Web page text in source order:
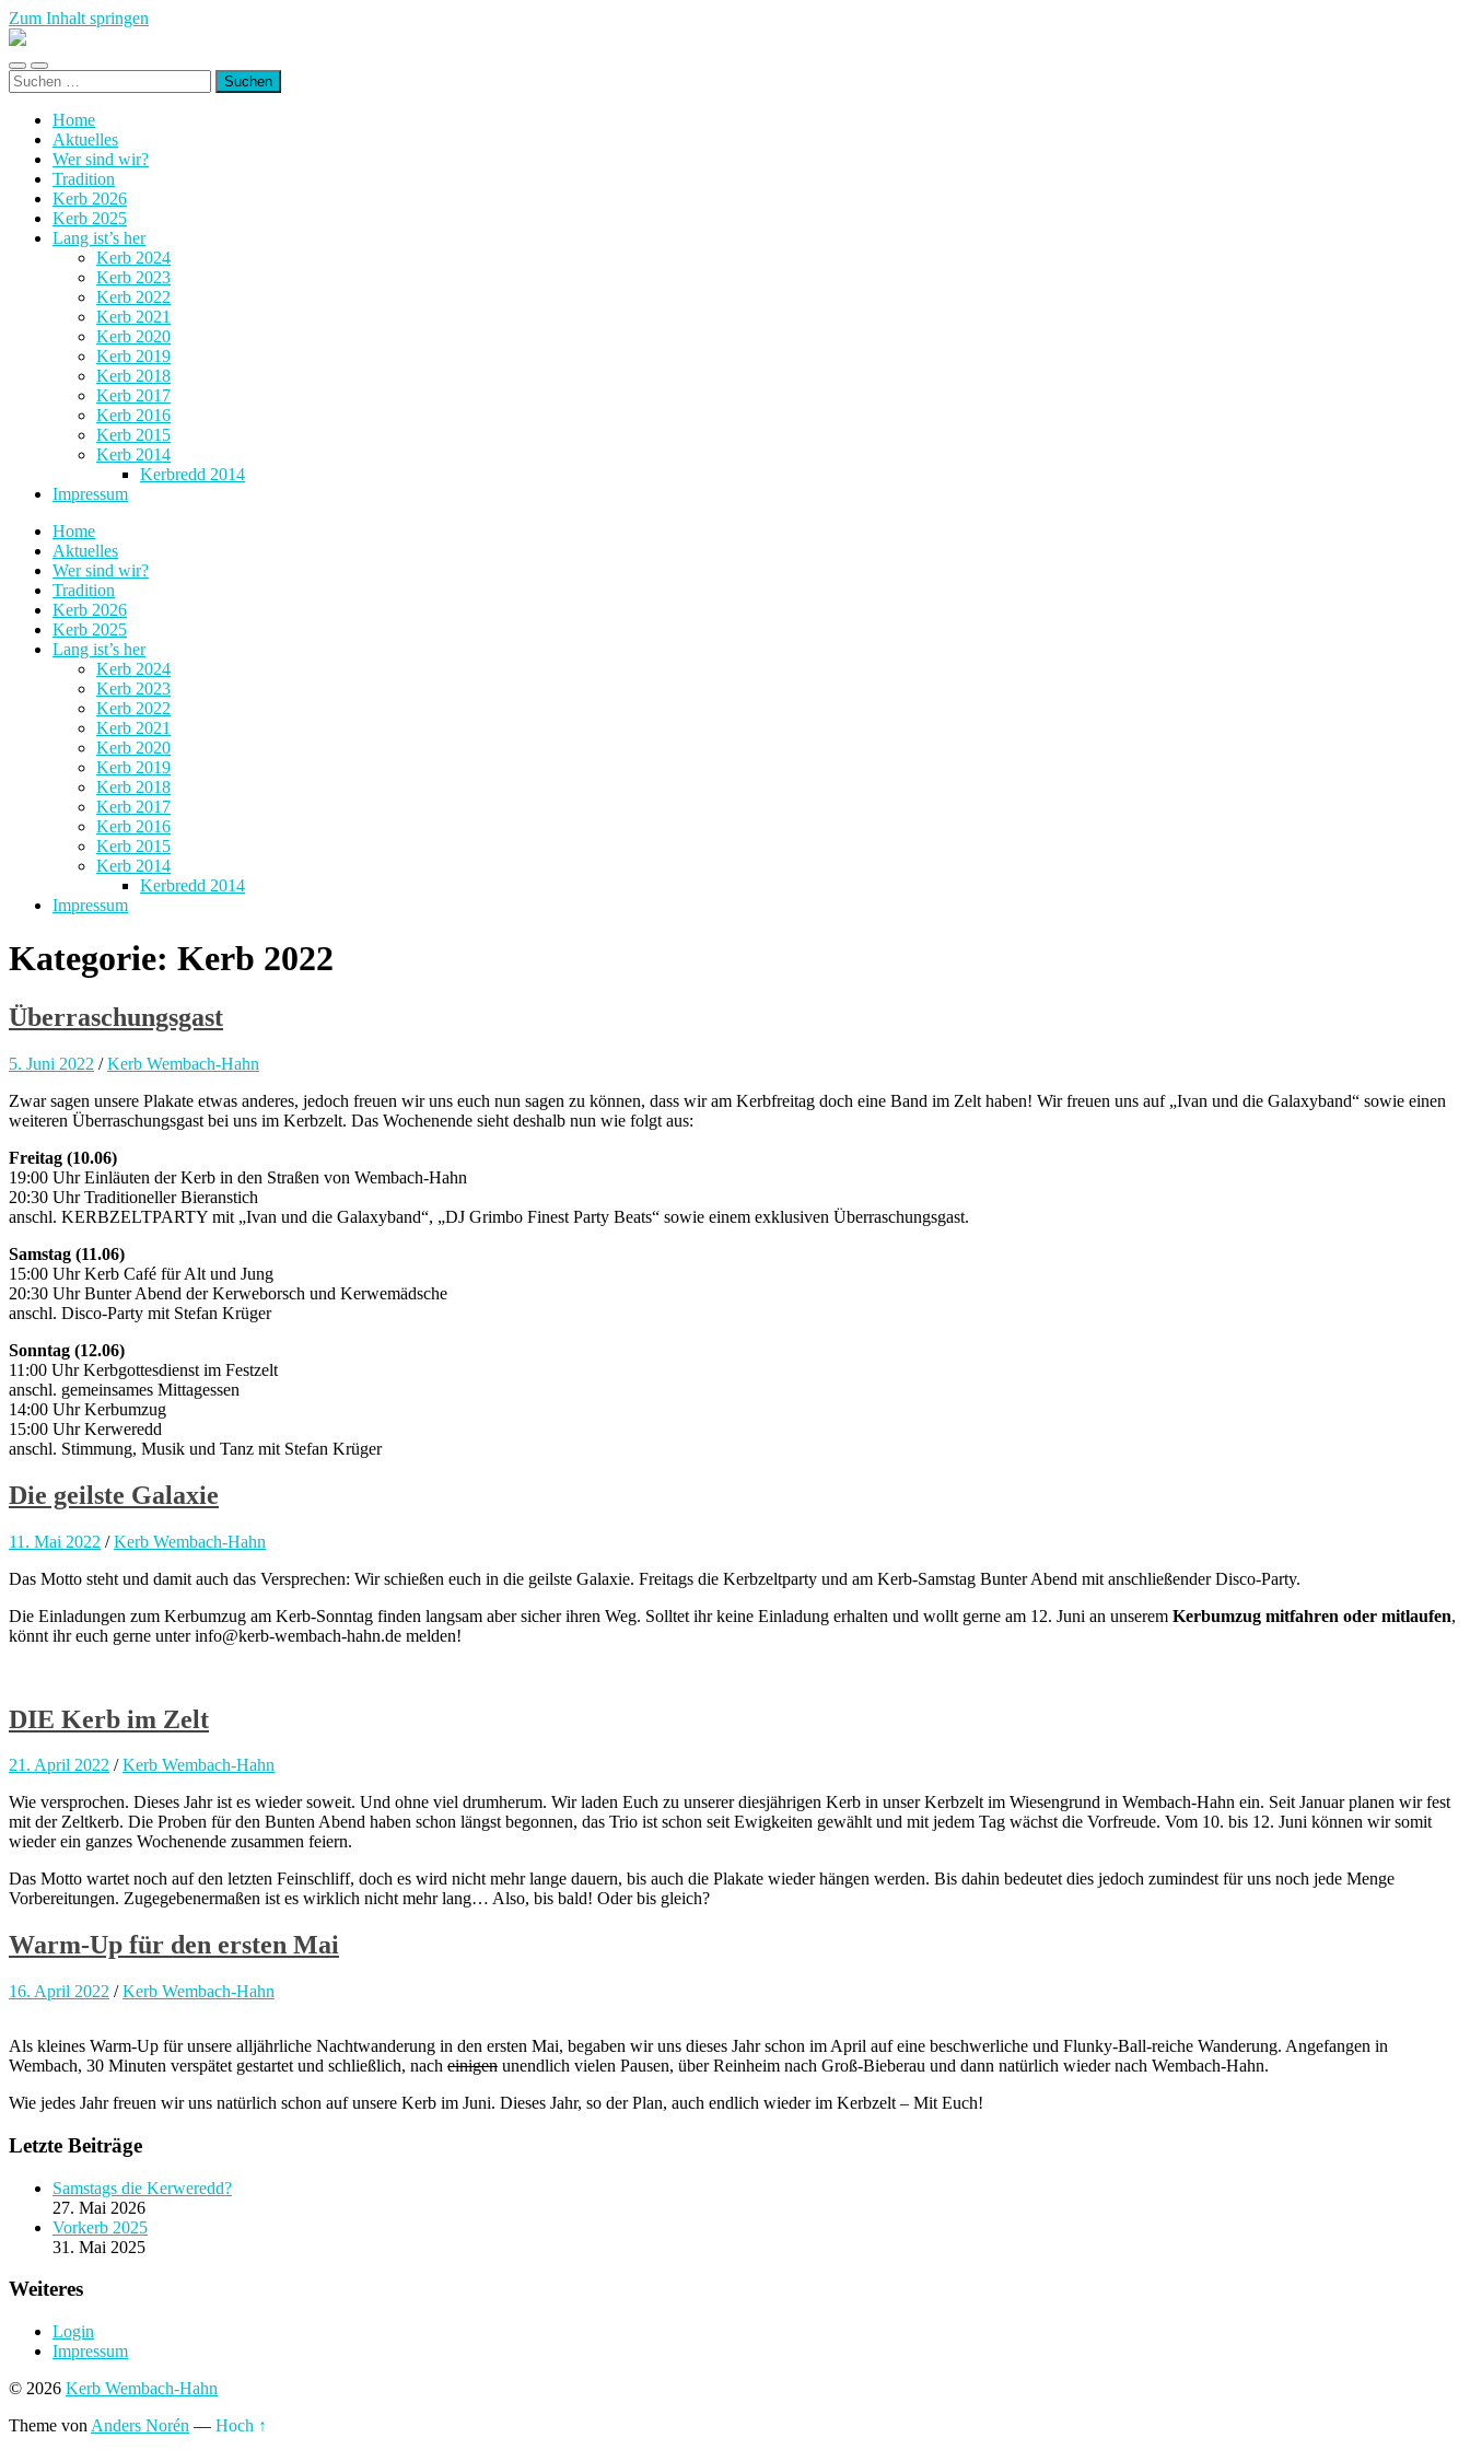
Zum Inhalt springen
Kerb
Hahn
Mobile-
Menü
Suchfeld
ein-/ausblenden
Suchen
nach:
Home
Aktuelles
Wer sind wir?
Tradition
Kerb 2026
Kerb 2025
Lang ist’s her
Kerb 2024
Kerb 2023
Kerb 2022
Kerb 2021
Kerb 2020
Kerb 2019
Kerb 2018
Kerb 2017
Kerb 2016
Kerb 2015
Kerb 2014
Kerbredd 2014
Impressum
Home
Aktuelles
Wer sind wir?
Tradition
Kerb 2026
Kerb 2025
Lang ist’s her
Kerb 2024
Kerb 2023
Kerb 2022
Kerb 2021
Kerb 2020
Kerb 2019
Kerb 2018
Kerb 2017
Kerb 2016
Kerb 2015
Kerb 2014
Kerbredd 2014
Impressum
Kategorie: Kerb 2022
Überraschungsgast
5. Juni 2022 /Kerb Wembach-Hahn
Zwar sagen unsere Plakate etwas anderes, jedoch freuen wir uns euch nun sagen zu können, dass wir am Kerbfreitag doch eine Band im Zelt haben! Wir freuen uns auf „Ivan und die Galaxyband“ sowie einen
weiteren Überraschungsgast bei uns im Kerbzelt. Das Wochenende sieht deshalb nun wie folgt aus:
Freitag (10.06)
19:00 Uhr Einläuten der Kerb in den Straßen von Wembach-Hahn
20:30 Uhr Traditioneller Bieranstich
anschl. KERBZELTPARTY mit „Ivan und die Galaxyband“, „DJ Grimbo Finest Party Beats“ sowie einem exklusiven Überraschungsgast.
Samstag (11.06)
15:00 Uhr Kerb Café für Alt und Jung
20:30 Uhr Bunter Abend der Kerweborsch und Kerwemädsche
anschl. Disco-Party mit Stefan Krüger
Sonntag (12.06)
11:00 Uhr Kerbgottesdienst im Festzelt
anschl. gemeinsames Mittagessen
14:00 Uhr Kerbumzug
15:00 Uhr Kerweredd
anschl. Stimmung, Musik und Tanz mit Stefan Krüger
Die geilste Galaxie
11. Mai 2022 /Kerb Wembach-Hahn
Das Motto steht und damit auch das Versprechen: Wir schießen euch in die geilste Galaxie. Freitags die Kerbzeltparty und am Kerb-Samstag Bunter Abend mit anschließender Disco-Party.
Die Einladungen zum Kerbumzug am Kerb-Sonntag finden langsam aber sicher ihren Weg. Solltet ihr keine Einladung erhalten und wollt gerne am 12. Juni an unserem Kerbumzug mitfahren oder mitlaufen,
könnt ihr euch gerne unter info@kerb-wembach-hahn.de melden!
DIE Kerb im Zelt
21. April 2022 /Kerb Wembach-Hahn
Wie versprochen. Dieses Jahr ist es wieder soweit. Und ohne viel drumherum. Wir laden Euch zu unserer diesjährigen Kerb in unser Kerbzelt im Wiesengrund in Wembach-Hahn ein. Seit Januar planen wir fest
mit der Zeltkerb. Die Proben für den Bunten Abend haben schon längst begonnen, das Trio ist schon seit Ewigkeiten gewählt und mit jedem Tag wächst die Vorfreude. Vom 10. bis 12. Juni können wir somit
wieder ein ganzes Wochenende zusammen feiern.
Das Motto wartet noch auf den letzten Feinschliff, doch es wird nicht mehr lange dauern, bis auch die Plakate wieder hängen werden. Bis dahin bedeutet dies jedoch zumindest für uns noch jede Menge
Vorbereitungen. Zugegebenermaßen ist es wirklich nicht mehr lang… Also, bis bald! Oder bis gleich?
Warm-Up für den ersten Mai
16. April 2022 /Kerb Wembach-Hahn
Als kleines Warm-Up für unsere alljährliche Nachtwanderung in den ersten Mai, begaben wir uns dieses Jahr schon im April auf eine beschwerliche und Flunky-Ball-reiche Wanderung. Angefangen in
Wembach, 30 Minuten verspätet gestartet und schließlich, nach einigen unendlich vielen Pausen, über Reinheim nach Groß-Bieberau und dann natürlich wieder nach Wembach-Hahn.
Wie jedes Jahr freuen wir uns natürlich schon auf unsere Kerb im Juni. Dieses Jahr, so der Plan, auch endlich wieder im Kerbzelt – Mit Euch!
Letzte Beiträge
Samstags die Kerweredd?
27. Mai 2026
Vorkerb 2025
31. Mai 2025
Weiteres
Login
Impressum
© 2026 Kerb Wembach-Hahn
Theme von Anders Norén — Hoch ↑